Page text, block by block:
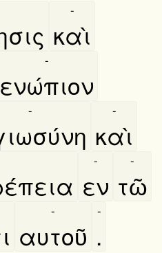
καὶ
-
ενώπιον
-
-
καὶ
-
εν
-
τῶ
-
αυτοῦ
-
.
-